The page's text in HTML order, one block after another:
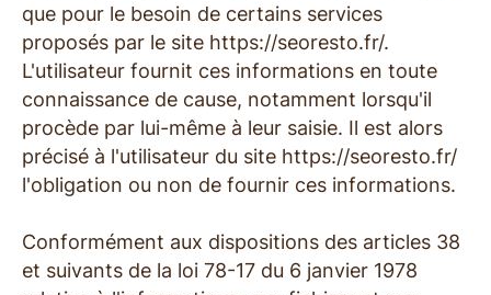
que pour le besoin de certains services
proposés par le site https://seoresto.fr/.
L'utilisateur fournit ces informations en toute
connaissance de cause, notamment lorsqu'il
procède par lui-même à leur saisie. Il est alors
précisé à l'utilisateur du site https://seoresto.fr/
l'obligation ou non de fournir ces informations.
Conformément aux dispositions des articles 38
et suivants de la loi 78-17 du 6 janvier 1978